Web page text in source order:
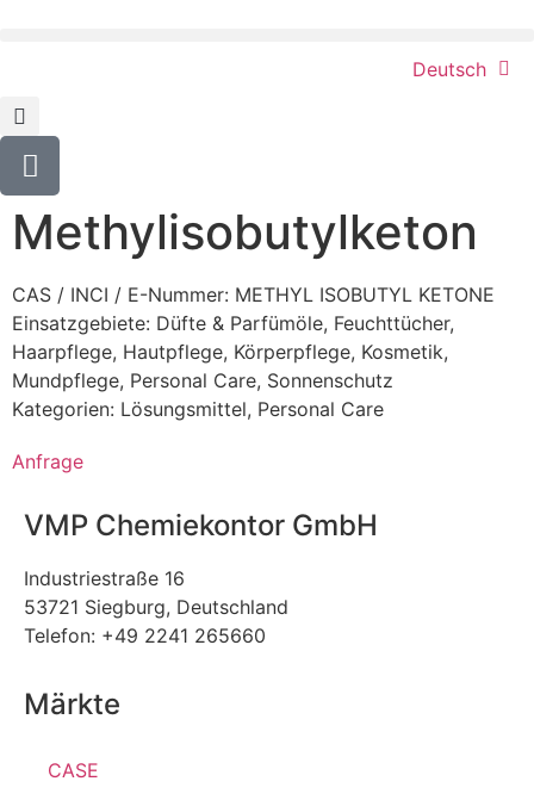
Deutsch
Methylisobutylketon
CAS / INCI / E-Nummer: METHYL ISOBUTYL KETONE
Einsatzgebiete: Düfte & Parfümöle, Feuchttücher,
Haarpflege, Hautpflege, Körperpflege, Kosmetik,
Mundpflege, Personal Care, Sonnenschutz
Kategorien: Lösungsmittel, Personal Care
Anfrage
VMP Chemiekontor GmbH
Industriestraße 16
53721 Siegburg, Deutschland
Telefon: +49 2241 265660
Märkte
CASE